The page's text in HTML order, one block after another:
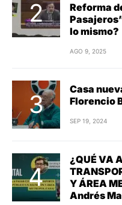
Reforma
lo mismo?
AGO 9, 2025
Casa
Florencio
SEP 19, 2024
¿QUÉ VA
Y ÁREA
Andrés